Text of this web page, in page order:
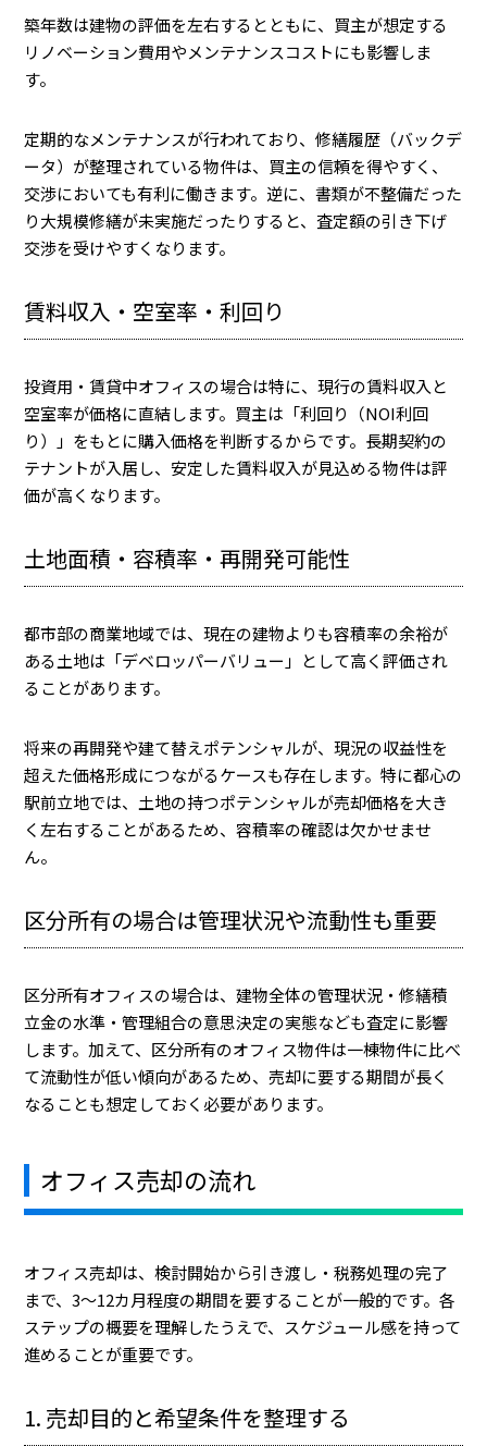
築年数は建物の評価を左右するとともに、買主が想定する
リノベーション費用やメンテナンスコストにも影響しま
す。
定期的なメンテナンスが行われており、修繕履歴（バックデ
ータ）が整理されている物件は、買主の信頼を得やすく、
交渉においても有利に働きます。逆に、書類が不整備だった
り大規模修繕が未実施だったりすると、査定額の引き下げ
交渉を受けやすくなります。
賃料収入・空室率・利回り
投資用・賃貸中オフィスの場合は特に、現行の賃料収入と
空室率が価格に直結します。買主は「利回り（NOI利回
り）」をもとに購入価格を判断するからです。長期契約の
テナントが入居し、安定した賃料収入が見込める物件は評
価が高くなります。
土地面積・容積率・再開発可能性
都市部の商業地域では、現在の建物よりも容積率の余裕が
ある土地は「デベロッパーバリュー」として高く評価され
ることがあります。
将来の再開発や建て替えポテンシャルが、現況の収益性を
超えた価格形成につながるケースも存在します。特に都心の
駅前立地では、土地の持つポテンシャルが売却価格を大き
く左右することがあるため、容積率の確認は欠かせませ
ん。
区分所有の場合は管理状況や流動性も重要
区分所有オフィスの場合は、建物全体の管理状況・修繕積
立金の水準・管理組合の意思決定の実態なども査定に影響
します。加えて、区分所有のオフィス物件は一棟物件に比べ
て流動性が低い傾向があるため、売却に要する期間が長く
なることも想定しておく必要があります。
オフィス売却の流れ
オフィス売却は、検討開始から引き渡し・税務処理の完了
まで、3〜12カ月程度の期間を要することが一般的です。各
ステップの概要を理解したうえで、スケジュール感を持って
進めることが重要です。
1. 売却目的と希望条件を整理する